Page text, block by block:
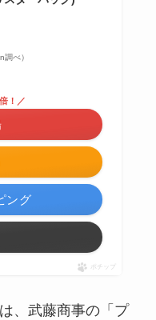
べ）
！／
ング
ポチップ
、武藤商事の「プ